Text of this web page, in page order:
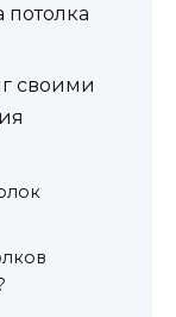
своими